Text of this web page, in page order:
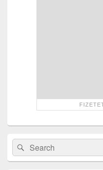
Search
for:
Search